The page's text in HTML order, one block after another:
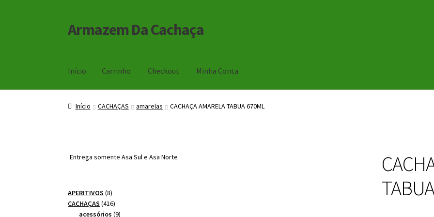
Pular
para
Pular
para
Armazem Da Cachaça
Início Carrinho Checkout Minha Conta
Início Carrinho Checkout Minha Conta
Início CACHAÇAS amarelas CACHAÇA AMARELA TABUA 670ML
Entrega somente Asa Sul e Asa Norte
APERITIVOS 88
produtos
CACHAÇAS 416416
produtos
acessórios 99